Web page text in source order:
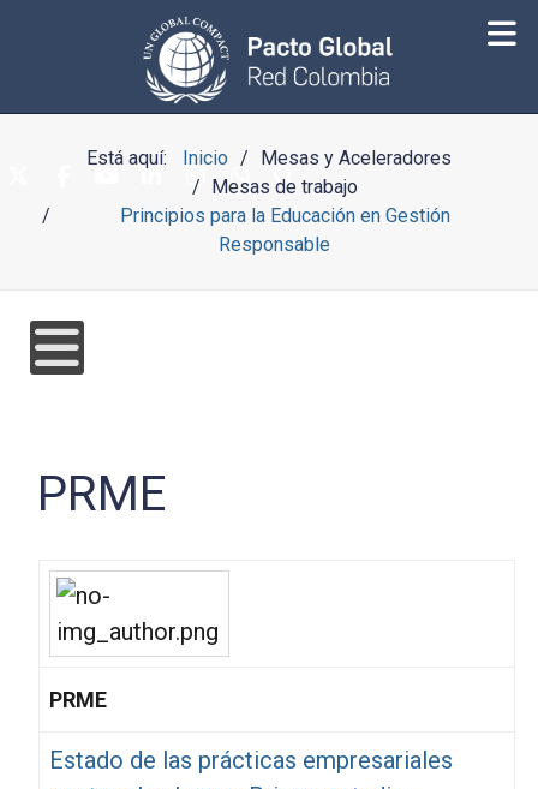
Está aquí: Inicio
Mesas y Aceleradores
Mesas de trabajo
Principios para la Educación en Gestión
Responsable
PRME
PRME
Estado de las prácticas empresariales